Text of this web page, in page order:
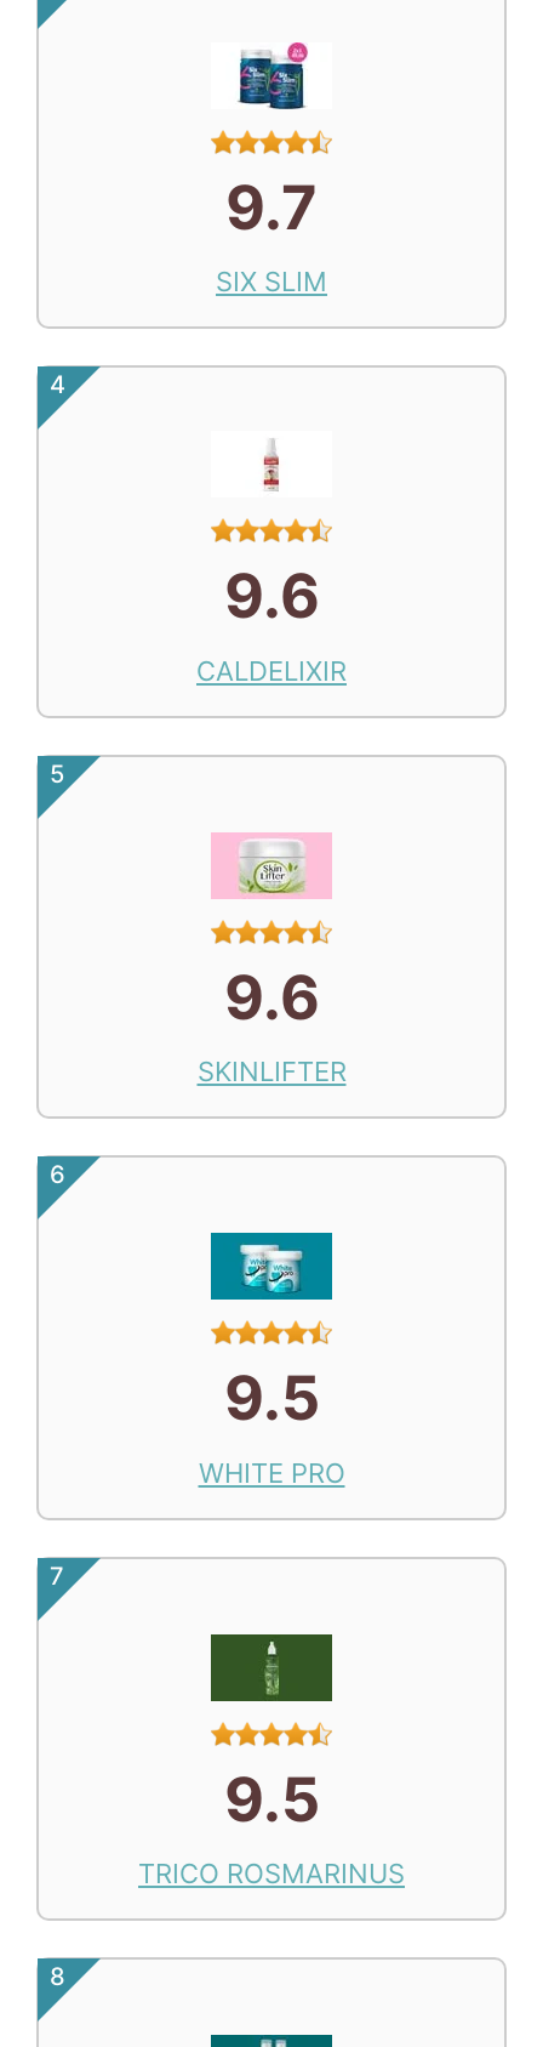
9.7
SIX SLIM
4
9.6
CALDELIXIR
5
9.6
SKINLIFTER
6
9.5
WHITE PRO
7
9.5
TRICO ROSMARINUS
8